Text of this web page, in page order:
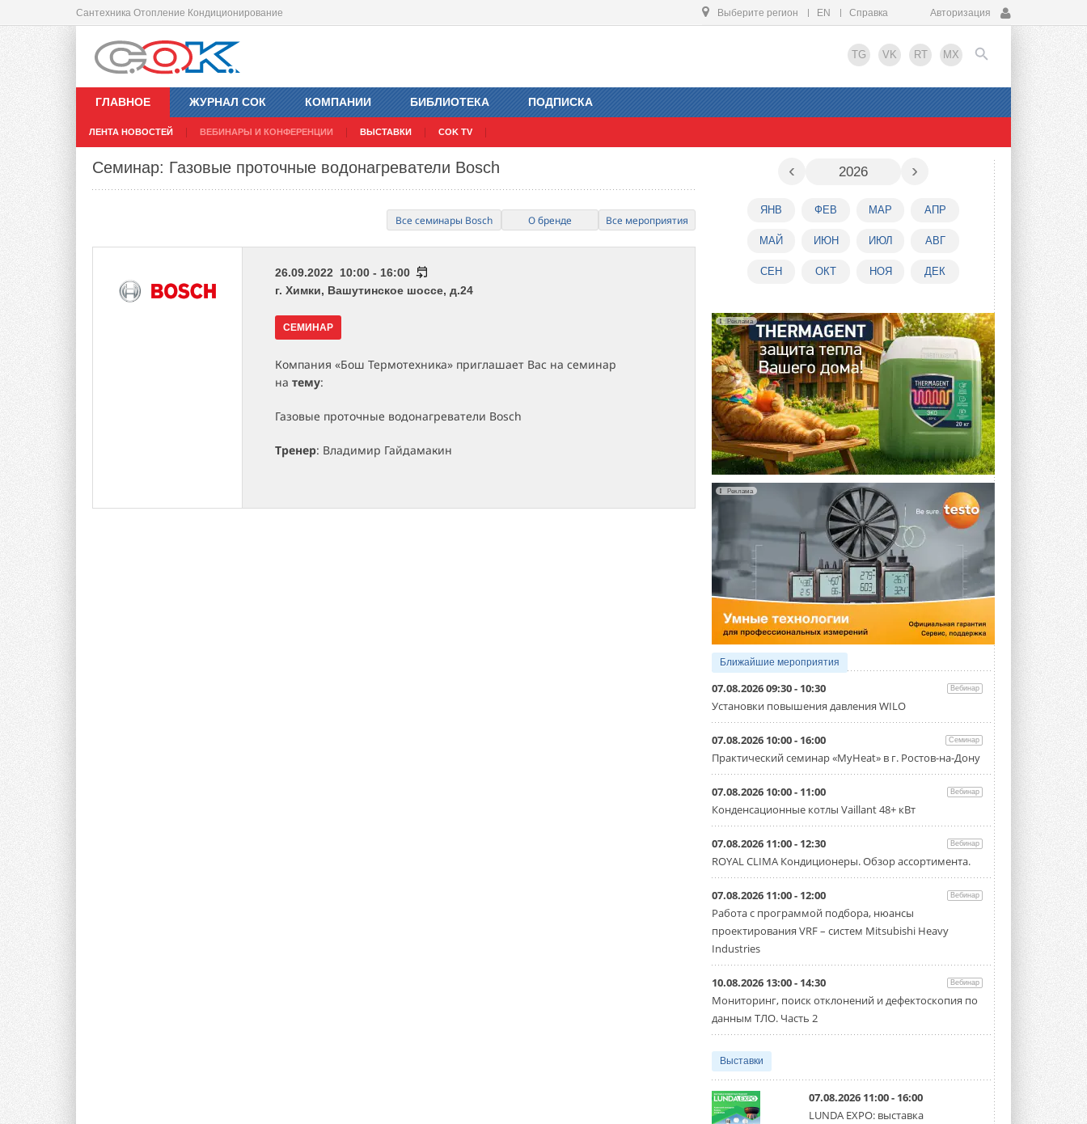
Сантехника Отопление Кондиционирование Выберите регион EN Справка Авторизация
TG VK RT MX
ГЛАВНОЕ
ЛЕНТА НОВОСТЕЙ ВЕБИНАРЫ И КОНФЕРЕНЦИИ ВЫСТАВКИ COK TV
ЖУРНАЛ СОК КОМПАНИИ БИБЛИОТЕКА ПОДПИСКА
EN
Семинар: Газовые проточные водонагреватели Bosch
Все семинары Bosch О бренде Все мероприятия
26.09.2022 10:00 - 16:00
г. Химки, Вашутинское шоссе, д.24
СЕМИНАР
Компания «Бош Термотехника» приглашает Вас на семинар
на тему:
Газовые проточные водонагреватели Bosch
Тренер: Владимир Гайдамакин
‹ 2026 ›
ЯНВ ФЕВ МАР АПР
МАЙ ИЮН ИЮЛ АВГ
СЕН ОКТ НОЯ ДЕК
Реклама
Реклама
Ближайшие мероприятия
07.08.2026 09:30 - 10:30 Вебинар
Установки повышения давления WILO
07.08.2026 10:00 - 16:00 Семинар
Практический семинар «MyHeat» в г. Ростов-на-Дону
07.08.2026 10:00 - 11:00 Вебинар
Конденсационные котлы Vaillant 48+ кВт
07.08.2026 11:00 - 12:30 Вебинар
ROYAL CLIMA Кондиционеры. Обзор ассортимента.
07.08.2026 11:00 - 12:00 Вебинар
Работа с программой подбора, нюансы
проектирования VRF – систем Mitsubishi Heavy
Industries
10.08.2026 13:00 - 14:30 Вебинар
Мониторинг, поиск отклонений и дефектоскопия по
данным ТЛО. Часть 2
Выставки
07.08.2026 11:00 - 16:00
LUNDA EXPO: выставка